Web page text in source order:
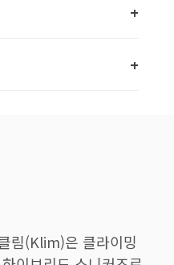
림(Klim)은 클라이밍